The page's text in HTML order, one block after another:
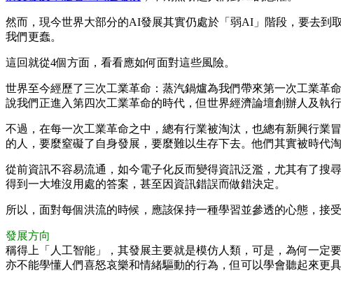
然而，現今世界大部分的AI發展其實仍處於「弱AI」階段，要去到
我們更蠢。
這回就從4個方面，看看應如何面對這些風險。
世界至今經歷了三次工業革命：蒸汽鍋爐為我們帶來第一次工業革
說我們正進入第四次工業革命的時代，但世界經濟論壇創辦人及執
不過，在每一次工業革命之中，總有行業被淘汰，也總有新興行業
的人，要麼窒礙了自身發展，要麼難以生存下去。他們其實被時代
從前資訊不容易流通，如今電子化反而變得資訊泛濫，尤其有了搜
得到一大堆沒用處的答案，甚至因資訊錯誤而做錯決定。
所以，面對每個洪流的時候，應該保持一種學習並參透的心態，接
發展方向
稱得上「人工智能」，其發展主要就是模仿人類，可是，為何一定
亦不能學懂人們喜怒哀樂和情緒驅動的行為，但可以學會聽起來更